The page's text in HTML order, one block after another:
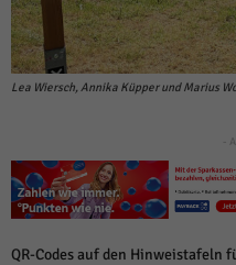
Lea Wiersch, Annika Küpper und Marius
-
QR-Codes auf den Hinweistafeln
Inhalte von Videoplattformen und
standardmäßig blockiert. Wenn
werden, bedarf der Zugriff auf
mehr.